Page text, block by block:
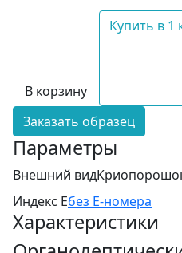
В корзину
Купить в 1
Заказать образец
Параметры
Внешний вид
Индекс Ебез Е-номера
Характеристики